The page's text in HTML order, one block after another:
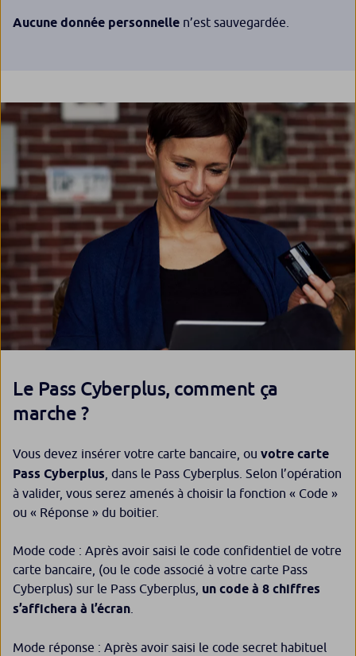
Aucune donnée personnelle n’est sauvegardée.
Le Pass Cyberplus, comment ça
marche ?
Vous devez insérer votre carte bancaire, ou votre carte
Pass Cyberplus , dans le Pass Cyberplus. Selon l’opération
à valider, vous serez amenés à choisir la fonction « Code »
ou « Réponse » du boitier.
Mode code : Après avoir saisi le code confidentiel de votre
carte bancaire, (ou le code associé à votre carte Pass
Cyberplus) sur le Pass Cyberplus, un code à 8 chiffres
s’affichera à l’écran
Mode réponse : Après avoir saisi le code secret habituel